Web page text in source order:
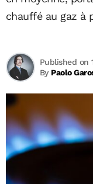
chauffé au gaz à
By Paolo
Published on